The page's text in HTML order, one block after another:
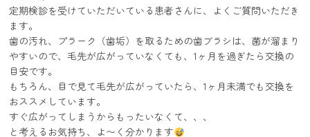
定期検診を受けていただいている患者さんに、よくご質問いただき
ます。
歯の汚れ、プラーク（歯垢）を取るための歯ブラシは、菌が溜まり
やすいので、毛先が広がっていなくても、1ヶ月を過ぎたら交換の
目安です。
もちろん、目で見て毛先が広がっていたら、1ヶ月未満でも交換を
おススメしています。
すぐ広がってしまうからもったいなくて、、、
と考えるお気持ち、よ〜く分かります